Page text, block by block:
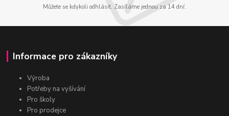
Můžete se kdykoli odhlásit. Zasíláme jednou za 14 dní.
Informace pro zákazníky
Výroba
Potřeby na vyšívání
Pro školy
Pro prodejce